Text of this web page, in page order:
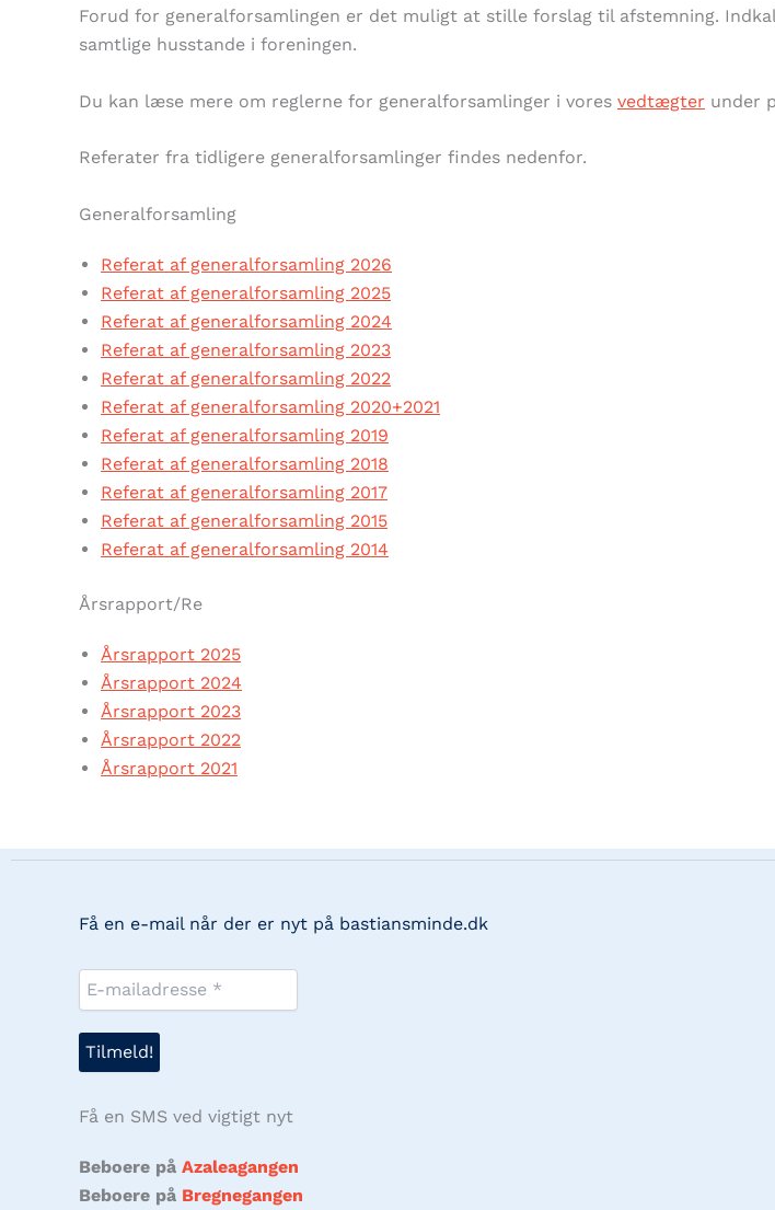
Forud for generalforsamlingen er det muligt at stille forslag til afstemning.
samtlige husstande i foreningen.
Du kan læse mere om reglerne for generalforsamlinger i vores vedtægter under
Referater fra tidligere generalforsamlinger findes nedenfor.
Generalforsamling
Referat af generalforsamling 2026
Referat af generalforsamling 2025
Referat af generalforsamling 2024
Referat af generalforsamling 2023
Referat af generalforsamling 2022
Referat af generalforsamling 2020+2021
Referat af generalforsamling 2019
Referat af generalforsamling 2018
Referat af generalforsamling 2017
Referat af generalforsamling 2015
Referat af generalforsamling 2014
Årsrapport/Re
Årsrapport 2025
Årsrapport 2024
Årsrapport 2023
Årsrapport 2022
Årsrapport 2021
Få en e-mail når der er nyt på bastiansminde.dk
Få en SMS ved vigtigt nyt
Beboere på Azaleagangen
Beboere på Bregnegangen